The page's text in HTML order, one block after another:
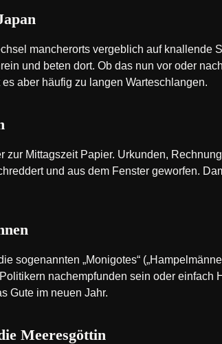
mancherorts vergeblich auf knallende
und beten dort. Ob das nun vor oder
aber häufig zu langen Warteschlangen.
zur Mittagszeit Papier. Urkunden,
und aus dem Fenster geworfen.
sogenannten „Monigotes“
nachempfunden sein oder einfach
Gute im neuen Jahr.
Meeresgöttin